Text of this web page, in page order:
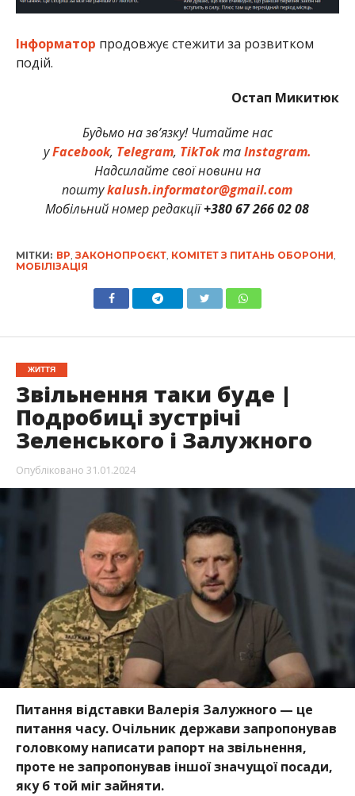
Інформатор продовжує стежити за розвитком
подій.
Остап Микитюк
Будьмо на зв’язку! Читайте нас
уFacebook, Telegram, TikTokтаInstagram.
Надсилайте свої новини на
поштуkalush.informator@gmail.com
Мобільний номер редакції+380 67 266 02 08
МІТКИ: ВР, ЗАКОНОПРОЄКТ, КОМІТЕТ З ПИТАНЬ ОБОРОНИ,
МОБІЛІЗАЦІЯ
ЖИТТЯ
Звільнення таки буде |
Подробиці зустрічі
Зеленського і Залужного
Опубліковано 31.01.2024
Питання відставки Валерія Залужного — це
питання часу. Очільник держави запропонував
головкому написати рапорт на звільнення,
проте не запропонував іншої значущої посади,
яку б той міг зайняти.